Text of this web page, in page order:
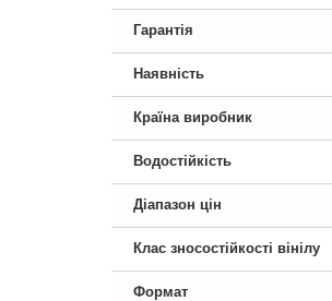
Гарантія
Наявність
Країна виробник
Водостійкість
Діапазон цін
Клас зносостійкості вінілу
Формат